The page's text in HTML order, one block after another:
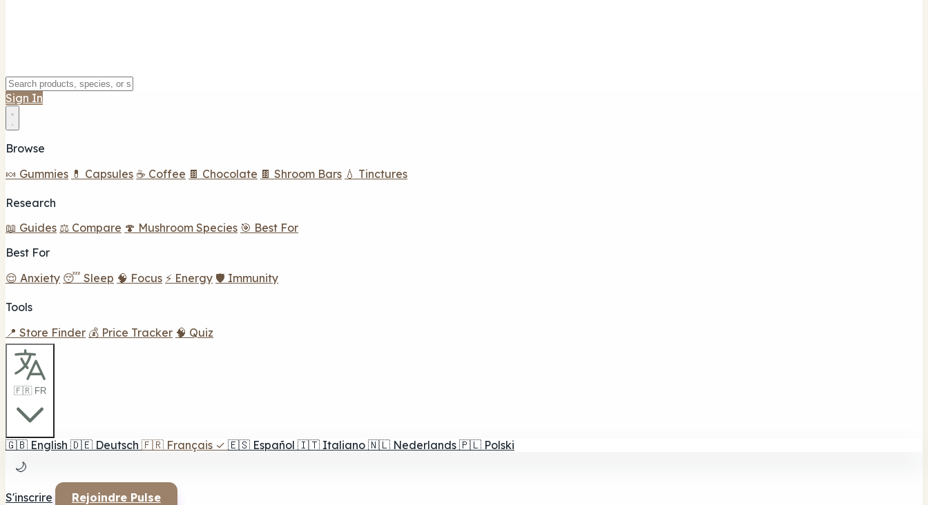
Sign In
Browse
🍬 Gummies 💊 Capsules ☕ Coffee 🍫 Chocolate 🍫 Shroom Bars 💧 Tinctures
Research
📖 Guides ⚖️ Compare 🍄 Mushroom Species 🎯 Best For
Best For
😌 Anxiety 😴 Sleep 🧠 Focus ⚡ Energy 🛡️ Immunity
Tools
📍 Store Finder 💰 Price Tracker 🧠 Quiz
🇫🇷 FR
🇬🇧 English 🇩🇪 Deutsch 🇫🇷 Français ✓ 🇪🇸 Español 🇮🇹 Italiano 🇳🇱 Nederlands 🇵🇱 Polski
🌙
S'inscrire Rejoindre Pulse